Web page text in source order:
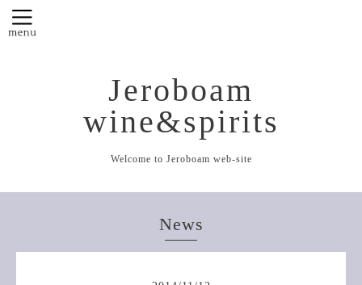
Jeroboam
wine&spirits
Welcome to Jeroboam web-site
News